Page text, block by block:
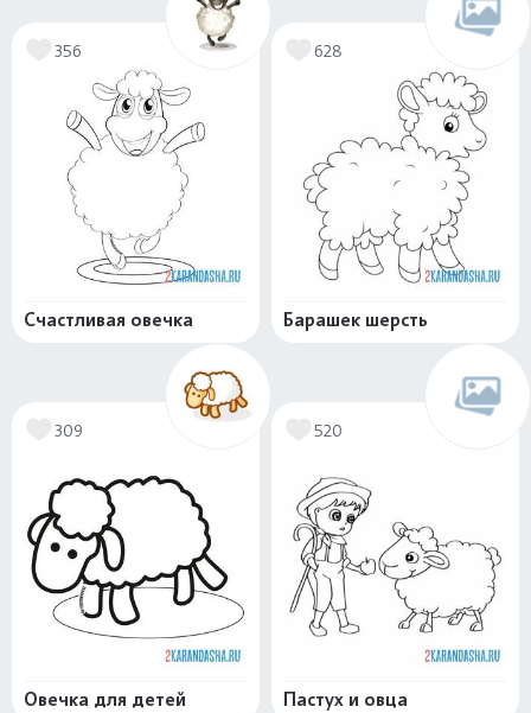
356
Счастливая овечка
628
Барашек шерсть
309
Овечка для детей
520
Пастух и овца